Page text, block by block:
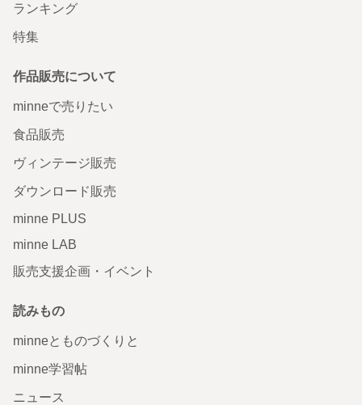
ランキング
特集
作品販売について
minneで売りたい
食品販売
ヴィンテージ販売
ダウンロード販売
minne PLUS
minne LAB
販売支援企画・イベント
読みもの
minneとものづくりと
minne学習帖
ニュース